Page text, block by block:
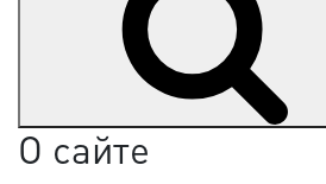
О сайте